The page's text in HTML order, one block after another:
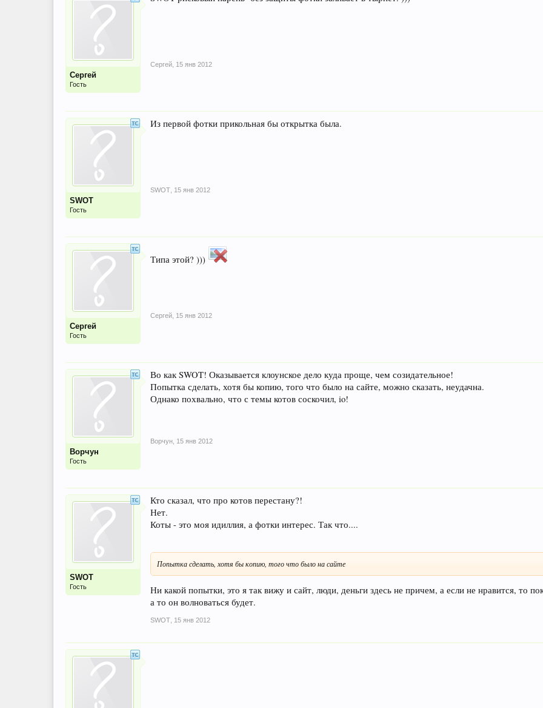
Сергей
Гость
Сергей 15 янв 2012
SWOT
Гость
Из первой фотки прикольная бы открытка была.
SWOT 15 янв 2012
Сергей
Гость
Типа этой? )))
Сергей 15 янв 2012
Ворчун
Гость
Во как SWOT! Оказывается клоунское дело куда проще, чем созидательное!
Попытка сделать, хотя бы копию, того что было на сайте, можно сказать, неудачна.
Однако похвально, что с темы котов соскочил, io!
Ворчун 15 янв 2012
SWOT
Гость
Кто сказал, что про котов перестану?!
Нет.
Коты - это моя идиллия, а фотки интерес. Так что....
Попытка сделать, хотя бы копию, того что было на сайте
Ни какой попытки, это я так вижу и сайт, люди, деньги здесь не причем, а если не нравится, то
а то он волноваться будет.
SWOT 15 янв 2012